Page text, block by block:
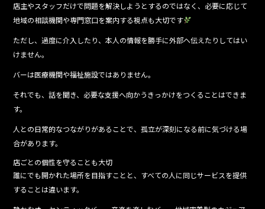
店主やスタッフだけで問題を解決しようとするのではなく、必要に応じて
地域の相談機関や専門窓口を案内する視点も大切です
ただし、過度に介入したり、本人の情報を勝手に外部へ伝えたりしてはい
けません。
バーは医療機関や福祉施設ではありません。
それでも、話を聞き、必要な支援へ向かうきっかけをつくることはできま
す。
人との日常的なつながりがあることで、孤立が深刻になる前に気づける場
合があります。
店ごとの個性を守ることも大切
誰にでも開かれた場所を目指すことと、すべての人に同じサービスを提供
することは違います。